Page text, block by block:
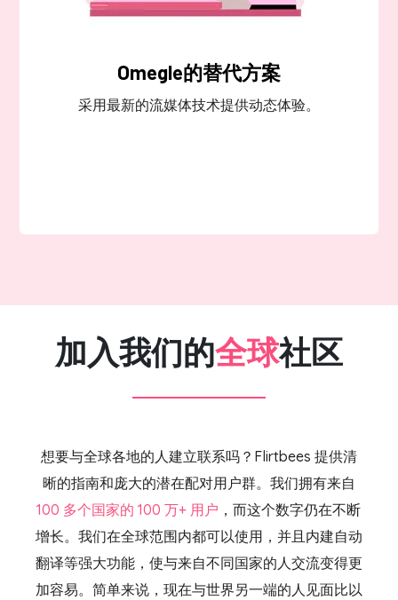
Omegle的替代方案
采用最新的流媒体技术提供动态体验。
加入我们的全球社区
想要与全球各地的人建立联系吗？Flirtbees 提供清
晰的指南和庞大的潜在配对用户群。我们拥有来自
100 多个国家的 100 万+ 用户 ，而这个数字仍在不断
增长。我们在全球范围内都可以使用，并且内建自动
翻译等强大功能，使与来自不同国家的人交流变得更
加容易。简单来说，现在与世界另一端的人见面比以